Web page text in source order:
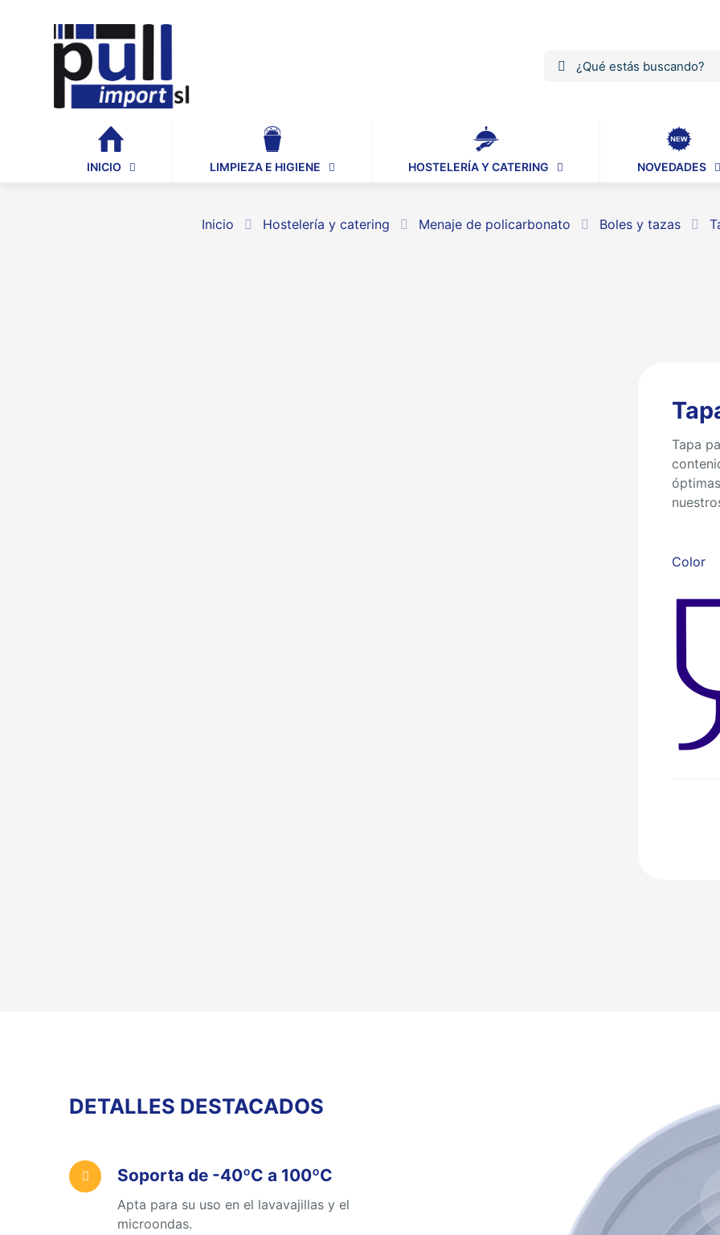
INICIO LIMPIEZA E HIGIENE HOSTELERÍA Y CATERING NOVEDADES
Inicio Hostelería y catering Menaje de policarbonato Boles y tazas
Tapa
Color
DETALLES DESTACADOS
Soporta de -40ºC a 100ºC
Apta para su uso en el lavavajillas y el
microondas.